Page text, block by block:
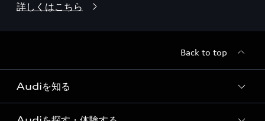
詳しくはこちら
Back to top
Audiを知る